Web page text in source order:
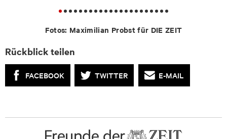
Fotos: Maximilian Probst für DIE ZEIT
Rückblick teilen
FACEBOOK TWITTER E-MAIL